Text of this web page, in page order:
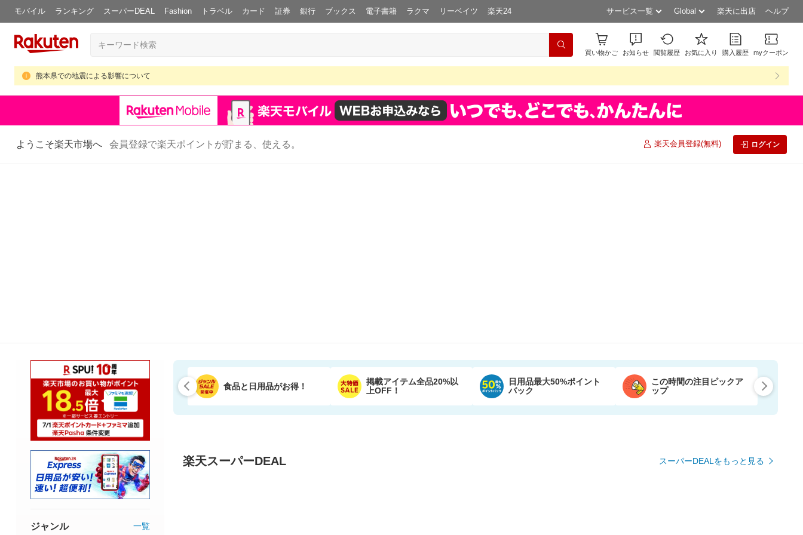
モバイル ランキング スーパーDEAL Fashion トラベル カード 証券 銀行 ブックス 電子書籍 ラクマ リーベイツ 楽天24 サービス一覧 Global 楽天に出店 ヘルプ
買い物かご お知らせ 閲覧履歴 お気に入り 購入履歴 myクーポン
熊本県での地震による影響について
ようこそ楽天市場へ 会員登録で楽天ポイントが貯まる、使える。 楽天会員登録(無料) ログイン
食品と日用品がお得！
掲載アイテム全品20%以
上OFF！
日用品最大50%ポイント
バック
この時間の注目ピックア
ップ
楽天スーパーDEAL スーパーDEALをもっと見る
ジャンル 一覧